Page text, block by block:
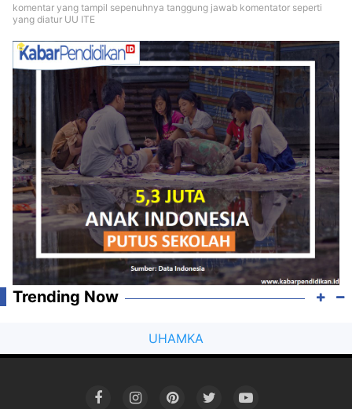
komentar yang tampil sepenuhnya tanggung jawab komentator seperti
yang diatur UU ITE
Trending Now
UHAMKA